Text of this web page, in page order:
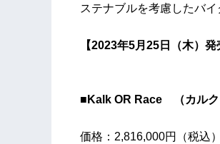
ステナブルを考慮したバ
【2023年5月25日（木）
■Kalk OR Race （カルク
価格：2,816,000円（税込）